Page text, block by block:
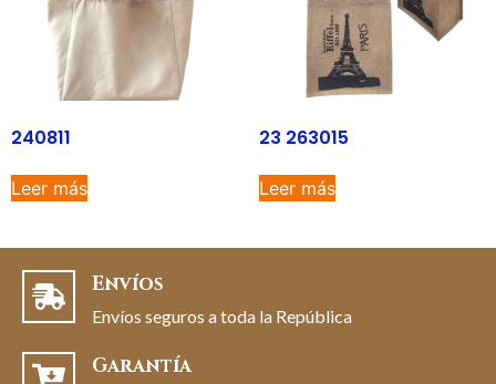
240811
Leer más
23 263015
Leer más
Envíos
Envíos seguros a toda la República
Garantía